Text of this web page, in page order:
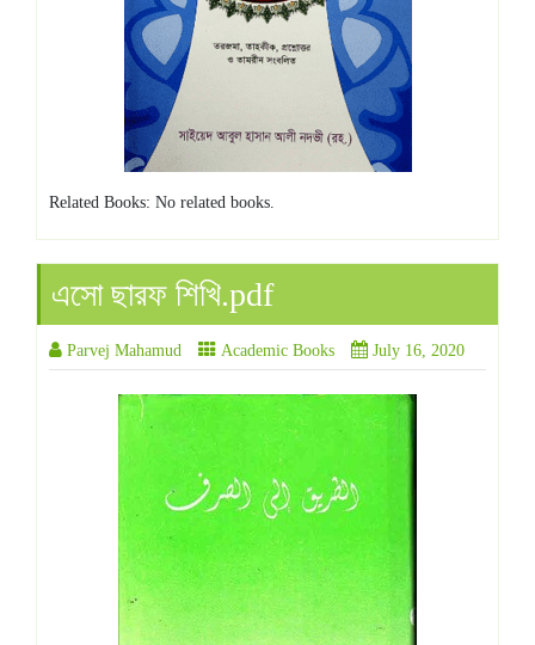
Related Books: No related books.
এসো ছারফ শিখি.pdf
Parvej Mahamud Academic Books July 16, 2020